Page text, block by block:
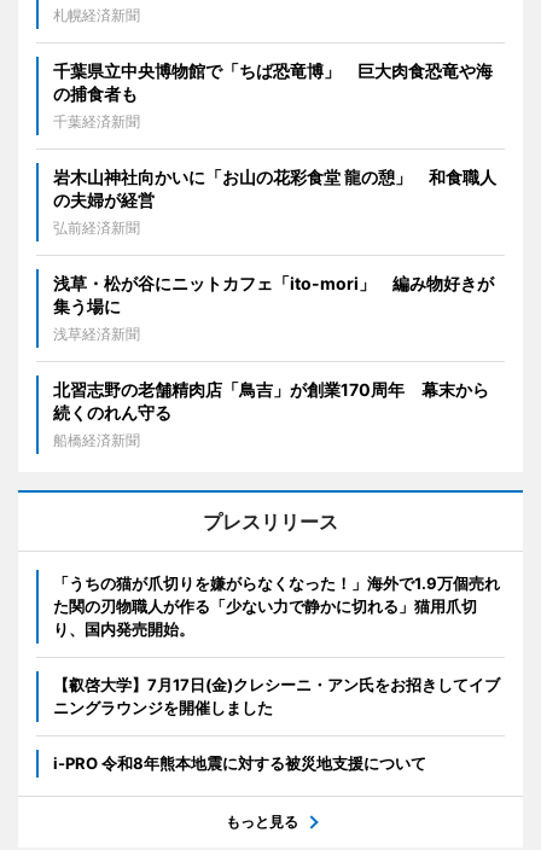
札幌経済新聞
千葉県立中央博物館で「ちば恐竜博」 巨大肉食恐竜や海
の捕食者も
千葉経済新聞
岩木山神社向かいに「お山の花彩食堂 龍の憩」 和食職人
の夫婦が経営
弘前経済新聞
浅草・松が谷にニットカフェ「ito-mori」 編み物好きが
集う場に
浅草経済新聞
北習志野の老舗精肉店「鳥吉」が創業170周年 幕末から
続くのれん守る
船橋経済新聞
プレスリリース
「うちの猫が爪切りを嫌がらなくなった！」海外で1.9万個売れ
た関の刃物職人が作る「少ない力で静かに切れる」猫用爪切
り、国内発売開始。
【叡啓大学】7月17日(金)クレシーニ・アン氏をお招きしてイブ
ニングラウンジを開催しました
i-PRO 令和8年熊本地震に対する被災地支援について
もっと見る